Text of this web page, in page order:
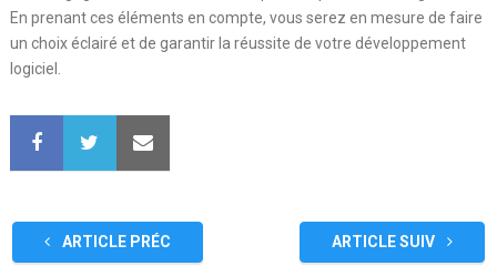
En prenant ces éléments en compte, vous serez en mesure de faire
un choix éclairé et de garantir la réussite de votre développement
logiciel.
ARTICLE PRÉC ARTICLE SUIV